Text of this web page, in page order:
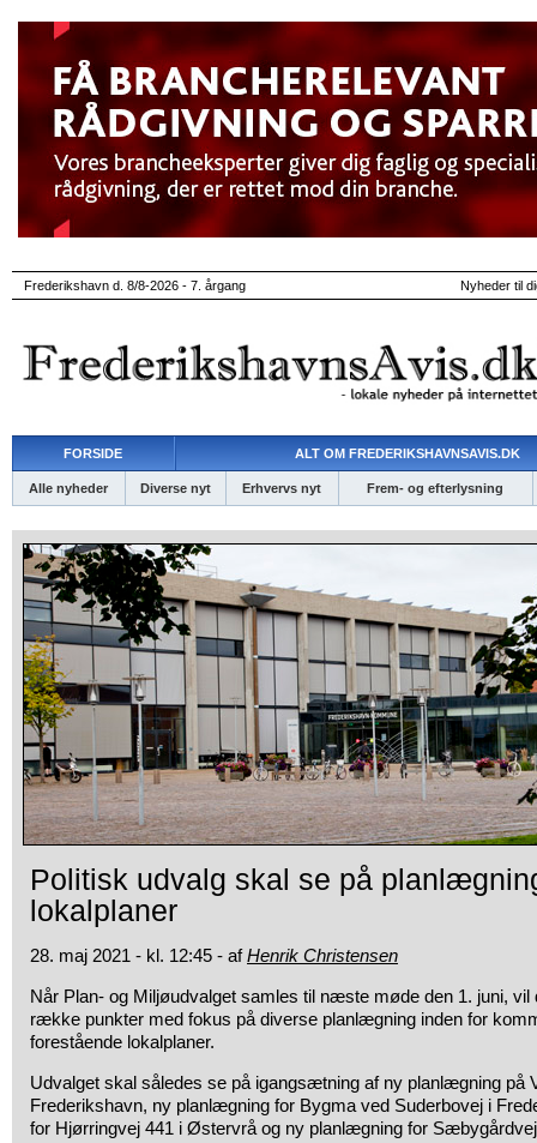
Frederikshavn d. 8/8-2026 - 7. årgang Nyheder til
FORSIDE ALT OM FREDERIKSHAVNSAVIS.DK
Alle nyheder Diverse nyt Erhvervs nyt Frem- og efterlysning
Politisk udvalg skal se på
lokalplaner
28. maj 2021 - kl. 12:45 - afHenrik Christensen
Når Plan- og Miljøudvalget samles til næste møde den 1. juni, vil
række punkter med fokus på diverse planlægning inden for
forestående lokalplaner.
Udvalget skal således se på igangsætning af ny planlægning på
Frederikshavn, ny planlægning for Bygma ved Suderbovej i
for Hjørringvej 441 i Østervrå og ny planlægning for